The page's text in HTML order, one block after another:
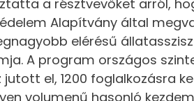
a résztvevőket arról,
Alapítvány által
elérésű
A program országos
jutott el, 1200 foglalkozásra
volumenű hasonló